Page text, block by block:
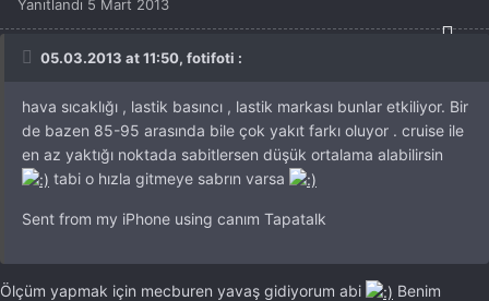
Yanıtlandı 5 Mart 2013
05.03.2013 at 11:50, fotifoti :
hava sıcaklığı , lastik basıncı , lastik markası bunlar etkiliyor. Bir
de bazen 85-95 arasında bile çok yakıt farkı oluyor . cruise ile
en az yaktığı noktada sabitlersen düşük ortalama alabilirsin
tabi o hızla gitmeye sabrın varsa
Sent from my iPhone using canım Tapatalk
Ölçüm yapmak için mecburen yavaş gidiyorum abi
Benim